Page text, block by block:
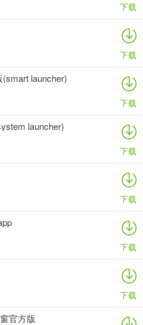
下载
下载
launcher)
下载
launcher)
下载
下载
下载
下载
官方版